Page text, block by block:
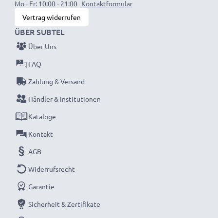
Darum gewähren wir Ihnen eine 36 monatige
Garantie!
Mo - Fr: 10:00 - 21:00 Kontaktformular
Vertrag widerrufen
ÜBER SUBTEL
Über Uns
FAQ
Zahlung & Versand
Händler & Institutionen
Kataloge
Kontakt
AGB
Widerrufsrecht
Garantie
Sicherheit & Zertifikate